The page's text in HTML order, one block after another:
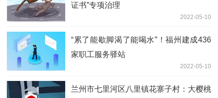
证书”专项治理
2022-05-10
“累了能歇脚渴了能喝水”！福州建成436
家职工服务驿站
2022-05-10
兰州市七里河区八里镇花寨子村：大樱桃